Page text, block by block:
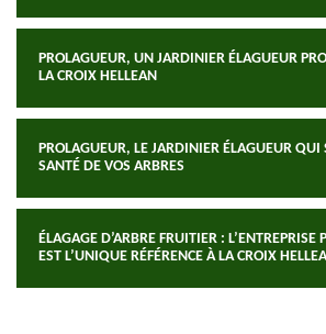
PROLAGUEUR, UN JARDINIER ÉLAGUEUR
LA CROIX HELLEAN
PROLAGUEUR, LE JARDINIER ÉLAGUEUR QUI
SANTÉ DE VOS ARBRES
ÉLAGAGE D’ARBRE FRUITIER : L’ENTREPRISE
EST L’UNIQUE RÉFÉRENCE À LA CROIX